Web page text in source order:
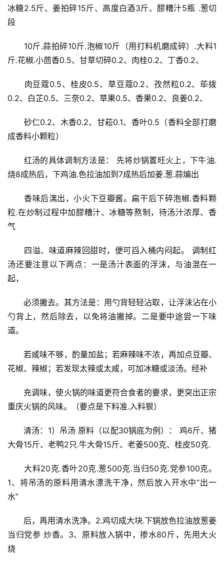
冰糖2.5斤、姜拍碎15斤、高度白酒3斤、醪糟汁5瓶 .葱切
段
10斤.蒜拍碎10斤.泡椒10斤（用打料机磨成碎）.大料1
斤.花椒.小茴香0.5、甘草切碎0.2、肉桂0.2、丁香0.2、
肉豆蔻0.5、桂皮0.5、草豆蔻0.2、孜然粒0.2、荜拨
0.2、白芷0.5、三奈0.2、草果0.5、香果0.2、良姜0.2、
砂仁0.2、木香0.2、甘菘0.1、香叶0.5（香料全部打磨
成香料小颗粒）
红汤的具体调制方法是： 先将炒锅置旺火上，下牛油.
烧8成热后，下鸡油.色拉油加到7成热后加姜.葱.蒜煸出
香味后漓出，小火下豆瓣酱。扁干后下碎泡椒.香料颗
粒.在炒制过程中加醪糟汁、冰糖等熬制，待汤汁浓厚、香
气
四溢、味道麻辣回甜时，便可舀入桶内闷起。 调制红
汤还要注意以下两点：一是汤汁表面的浮沫，与油混在一
起，
必须撇去。其方法是：用勺背轻轻沾取，让浮沫沾在小
勺背上，然后除去，以免将油撇掉。二是要中途尝一下味
道。
若咸味不够，酌量加盐；若麻辣味不浓，再加点豆瓣、
花椒、辣椒；若发现太辣或太咸，可加冰糖或淡汤。经补
充调味，使火锅的味道更符合食者的要求，更突出正宗
重庆火锅的风味。（要点是下料准.入料狠）
清汤：1）吊汤 原料（以配30锅底为例）： 鸡6斤、猪
大骨15斤、老鸭2只.牛大骨15斤、老姜500克、桂皮50克.
大料20克.香叶20克.葱500克.当归50克.党参100克。
1、将吊汤的原料用清水漂洗干净，然后放入开水中“出一
水”
后，再用清水洗净。2.鸡切成大块.下锅放色拉油放葱姜
当归党参 炒香。3、原料放入锅中，掺水80斤，先用大火
烧